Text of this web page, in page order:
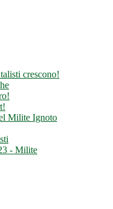
crescono!
Milite Ignoto
- Milite